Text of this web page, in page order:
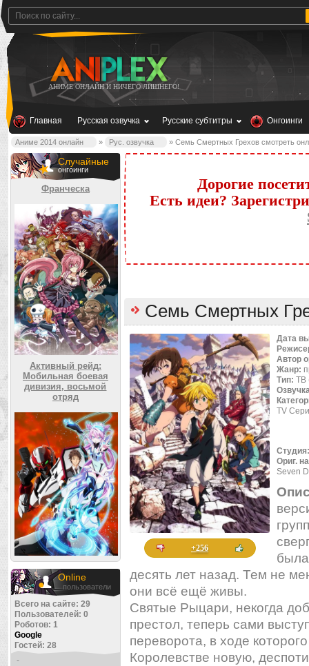
АНИМЕ ОНЛАЙН И НИЧЕГО ЛИШНЕГО!
Главная Русская озвучка Русские субтитры Онгоинги
Аниме 2014 онлайн » Рус. озвучка » Семь Смертных Грехов смотреть
Случайные
онгоинги
Франческа
Активный рейд:
Мобильная боевая
дивизия, восьмой
отряд
Online
пользователи
Всего на сайте: 29
Пользователей: 0
Роботов: 1
Google
Гостей: 28
-
Дорогие
Есть идеи?
Семь Смертных
+256
Дата
Автор
Жанр:
Тип: ТВ
TV
Ориг.
Seven
десять лет назад. Тем не
они всё ещё живы.
Святые Рыцари, некогда
престол, теперь сами
переворота, в ходе
Королевстве новую,